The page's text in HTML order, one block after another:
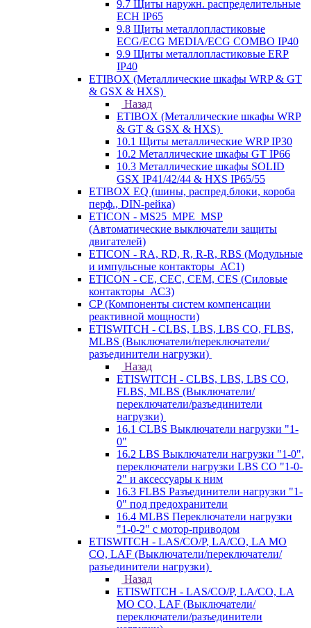
9.7 Щиты наружн. распределительные
ECH IP65
9.8 Щиты металлопластиковые
ECG/ECG MEDIA/ECG COMBO IP40
9.9 Щиты металлопластиковые ERP
IP40
ETIBOX (Металлические шкафы WRP & GT
& GSX & HXS)
Назад
ETIBOX (Металлические шкафы WRP
& GT & GSX & HXS)
10.1 Щиты металлические WRP IP30
10.2 Металлические шкафы GT IP66
10.3 Металлические шкафы SOLID
GSX IP41/42/44 & HXS IP65/55
ETIBOX EQ (шины, распред.блоки, короба
перф., DIN-рейка)
ETICON - MS25_MPE_MSP
(Автоматические выключатели защиты
двигателей)
ETICON - RA, RD, R, R-R, RBS (Модульные
и импульсные контакторы_АС1)
ETICON - CE, CEC, CEM, CES (Силовые
контакторы_АС3)
CP (Компоненты систем компенсации
реактивной мощности)
ETISWITCH - CLBS, LBS, LBS CO, FLBS,
MLBS (Выключатели/переключатели/
разъединители нагрузки)
Назад
ETISWITCH - CLBS, LBS, LBS CO,
FLBS, MLBS (Выключатели/
переключатели/разъединители
нагрузки)
16.1 CLBS Выключатели нагрузки "1-
0"
16.2 LBS Выключатели нагрузки "1-0",
переключатели нагрузки LBS CO "1-0-
2" и аксессуары к ним
16.3 FLBS Разъединители нагрузки "1-
0" под предохранители
16.4 MLBS Переключатели нагрузки
"1-0-2" с мотор-приводом
ETISWITCH - LAS/CO/P, LA/CO, LA MO
CO, LAF (Выключатели/переключатели/
разъединители нагрузки)
Назад
ETISWITCH - LAS/CO/P, LA/CO, LA
MO CO, LAF (Выключатели/
переключатели/разъединители